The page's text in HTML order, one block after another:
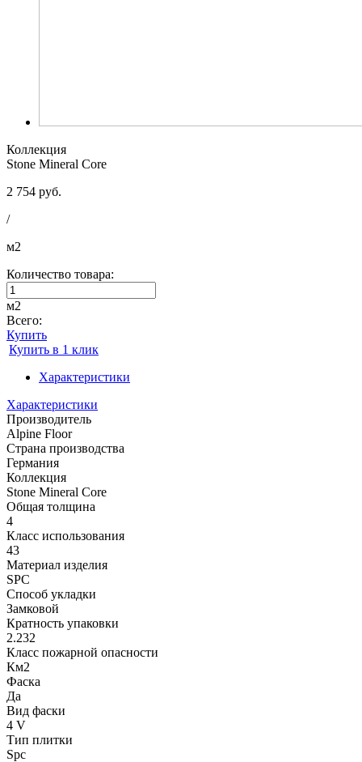
Коллекция
Stone Mineral Core
2 754 руб.
/
м2
Количество товара:
м2
Всего:
Купить
Купить в 1 клик
Характеристики
Характеристики
Производитель
Alpine Floor
Страна производства
Германия
Коллекция
Stone Mineral Core
Общая толщина
4
Класс использования
43
Материал изделия
SPC
Способ укладки
Замковой
Кратность упаковки
2.232
Класс пожарной опасности
Км2
Фаска
Да
Вид фаски
4 V
Тип плитки
Spc